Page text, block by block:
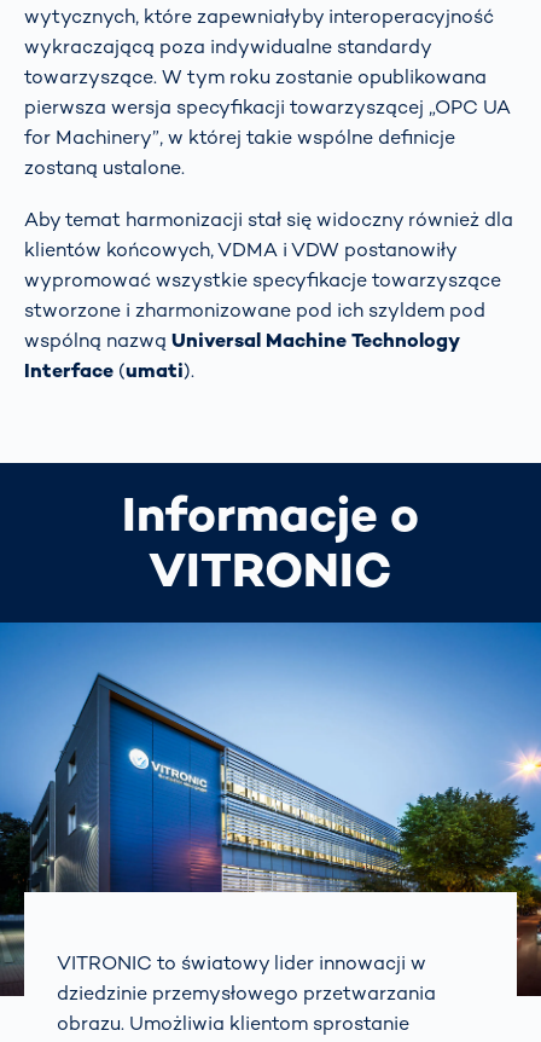
wytycznych, które zapewniałyby interoperacyjność
wykraczającą poza indywidualne standardy
towarzyszące. W tym roku zostanie opublikowana
pierwsza wersja specyfikacji towarzyszącej „OPC UA
for Machinery”, w której takie wspólne definicje
zostaną ustalone.
Aby temat harmonizacji stał się widoczny również dla
klientów końcowych, VDMA i VDW postanowiły
wypromować wszystkie specyfikacje towarzyszące
stworzone i zharmonizowane pod ich szyldem pod
wspólną nazwą Universal Machine Technology
Interface (umati).
Informacje o
VITRONIC
VITRONIC to światowy lider innowacji w
dziedzinie przemysłowego przetwarzania
obrazu. Umożliwia klientom sprostanie